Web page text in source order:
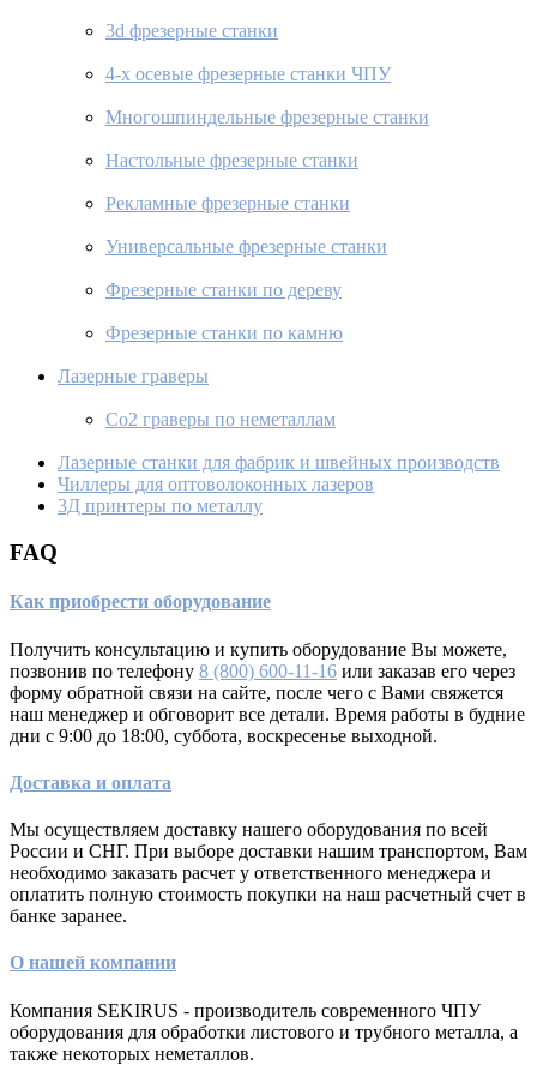
3d фрезерные станки
4-х осевые фрезерные станки ЧПУ
Многошпиндельные фрезерные станки
Настольные фрезерные станки
Рекламные фрезерные станки
Универсальные фрезерные станки
Фрезерные станки по дереву
Фрезерные станки по камню
Лазерные граверы
Co2 граверы по неметаллам
Лазерные станки для фабрик и швейных производств
Чиллеры для оптоволоконных лазеров
3Д принтеры по металлу
FAQ
Как приобрести оборудование
Получить консультацию и купить оборудование Вы можете,
позвонив по телефону 8 (800) 600-11-16 или заказав его через
форму обратной связи на сайте, после чего с Вами свяжется
наш менеджер и обговорит все детали. Время работы в будние
дни с 9:00 до 18:00, суббота, воскресенье выходной.
Доставка и оплата
Мы осуществляем доставку нашего оборудования по всей
России и СНГ. При выборе доставки нашим транспортом, Вам
необходимо заказать расчет у ответственного менеджера и
оплатить полную стоимость покупки на наш расчетный счет в
банке заранее.
О нашей компании
Компания SEKIRUS - производитель современного ЧПУ
оборудования для обработки листового и трубного металла, а
также некоторых неметаллов.